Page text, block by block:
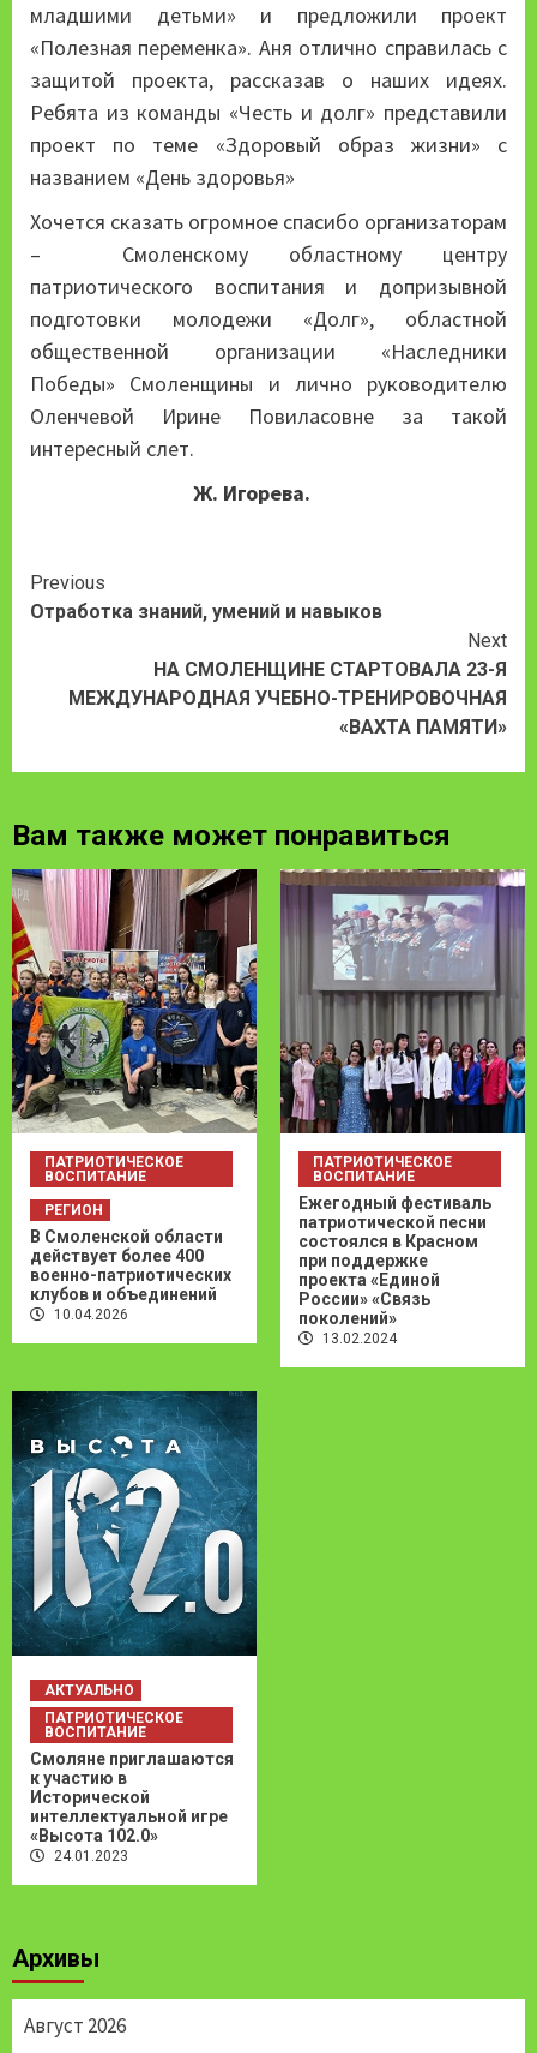
младшими детьми» и предложили проект
«Полезная переменка». Аня отлично справилась с
защитой проекта, рассказав о наших идеях.
Ребята из команды «Честь и долг» представили
проект по теме «Здоровый образ жизни» с
названием «День здоровья»
Хочется сказать огромное спасибо организаторам
– Смоленскому областному центру
патриотического воспитания и допризывной
подготовки молодежи «Долг», областной
общественной организации «Наследники
Победы» Смоленщины и лично руководителю
Оленчевой Ирине Повиласовне за такой
интересный слет.
Ж. Игорева.
Continue
Reading
Previous
Отработка знаний, умений и навыков
Next
НА СМОЛЕНЩИНЕ СТАРТОВАЛА 23-Я
МЕЖДУНАРОДНАЯ УЧЕБНО-ТРЕНИРОВОЧНАЯ
«ВАХТА ПАМЯТИ»
Вам также может понравиться
ПАТРИОТИЧЕСКОЕ
ВОСПИТАНИЕ
РЕГИОН
В Смоленской области
действует более 400
военно-патриотических
клубов и объединений
10.04.2026
ПАТРИОТИЧЕСКОЕ
ВОСПИТАНИЕ
Ежегодный фестиваль
патриотической песни
состоялся в Красном
при поддержке
проекта «Единой
России» «Связь
поколений»
13.02.2024
АКТУАЛЬНО
ПАТРИОТИЧЕСКОЕ
ВОСПИТАНИЕ
Смоляне приглашаются
к участию в
Исторической
интеллектуальной игре
«Высота 102.0»
24.01.2023
Архивы
Август 2026